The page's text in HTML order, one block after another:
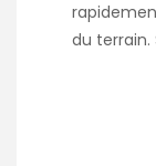
du terrain.